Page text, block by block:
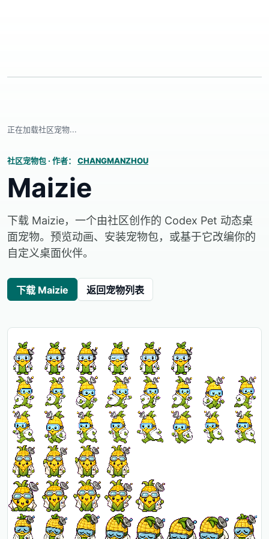
正在加载社区宠物...
社区宠物包 · 作者： CHANGMANZHOU
Maizie
下载 Maizie，一个由社区创作的 Codex Pet 动态桌
面宠物。预览动画、安装宠物包，或基于它改编你的
自定义桌面伙伴。
下载 Maizie 返回宠物列表